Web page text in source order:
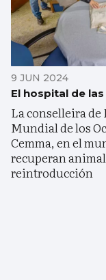
9 JUN 2024
El hospital de
La conselleira
Mundial de los
Cemma, en el
recuperan
reintroducción